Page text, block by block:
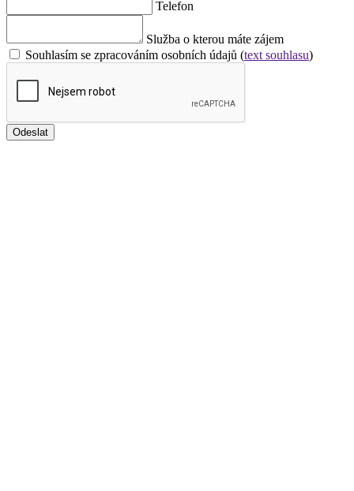
Telefon
Služba o kterou máte zájem
Souhlasím se zpracováním osobních údajů (text souhlasu)
Odeslat